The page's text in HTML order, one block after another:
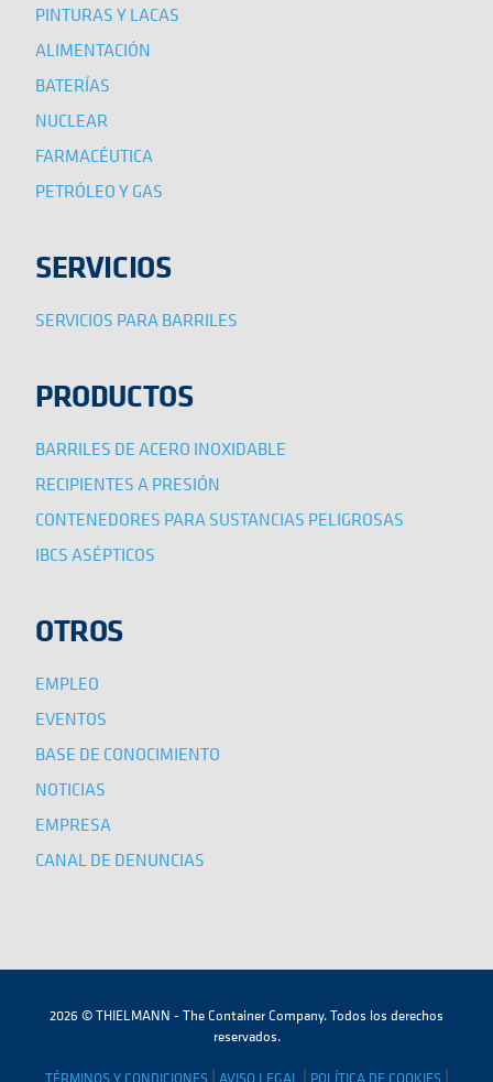
PINTURAS Y LACAS
ALIMENTACIÓN
BATERÍAS
NUCLEAR
FARMACÉUTICA
PETRÓLEO Y GAS
SERVICIOS
SERVICIOS PARA BARRILES
PRODUCTOS
BARRILES DE ACERO INOXIDABLE
RECIPIENTES A PRESIÓN
CONTENEDORES PARA SUSTANCIAS PELIGROSAS
IBCS ASÉPTICOS
OTROS
EMPLEO
EVENTOS
BASE DE CONOCIMIENTO
NOTICIAS
EMPRESA
CANAL DE DENUNCIAS
2026 © THIELMANN - The Container Company. Todos los derechos
reservados.
TÉRMINOS Y CONDICIONES | AVISO LEGAL | POLÍTICA DE COOKIES |